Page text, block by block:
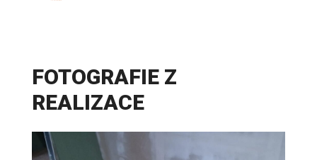
FOTOGRAFIE Z
REALIZACE